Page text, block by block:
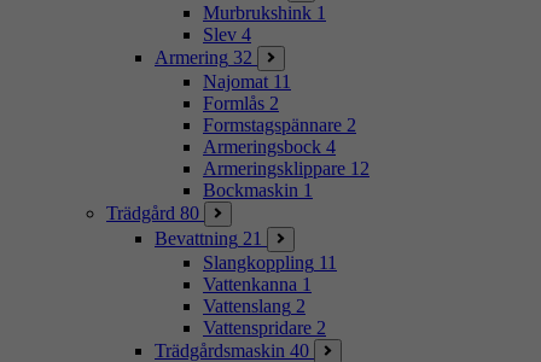
Murbrukshink 1
Slev 4
Armering 32
Najomat 11
Formlås 2
Formstagspännare 2
Armeringsbock 4
Armeringsklippare 12
Bockmaskin 1
Trädgård 80
Bevattning 21
Slangkoppling 11
Vattenkanna 1
Vattenslang 2
Vattenspridare 2
Trädgårdsmaskin 40